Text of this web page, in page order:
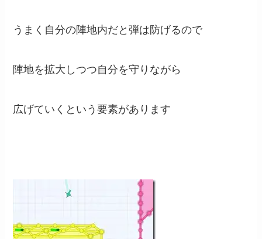
うまく自分の陣地内だと弾は防げるので
陣地を拡大しつつ自分を守りながら
広げていくという要素があります